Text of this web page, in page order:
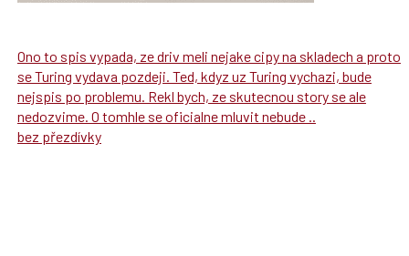
Ono to spis vypada, ze driv meli nejake cipy na skladech a proto
se Turing vydava pozdeji. Ted, kdyz uz Turing vychazi, bude
nejspis po problemu. Rekl bych, ze skutecnou story se ale
nedozvime. O tomhle se oficialne mluvit nebude ..
bez přezdívky